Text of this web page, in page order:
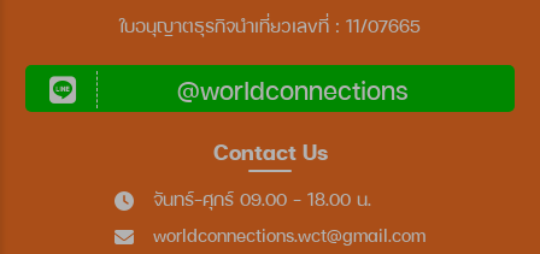
ใบอนุญาตธุรกิจนำเที่ยวเลขที่ : 11/07665
@worldconnections
Contact Us
จันทร์-ศุกร์ 09.00 - 18.00 น.
worldconnections.wct@gmail.com